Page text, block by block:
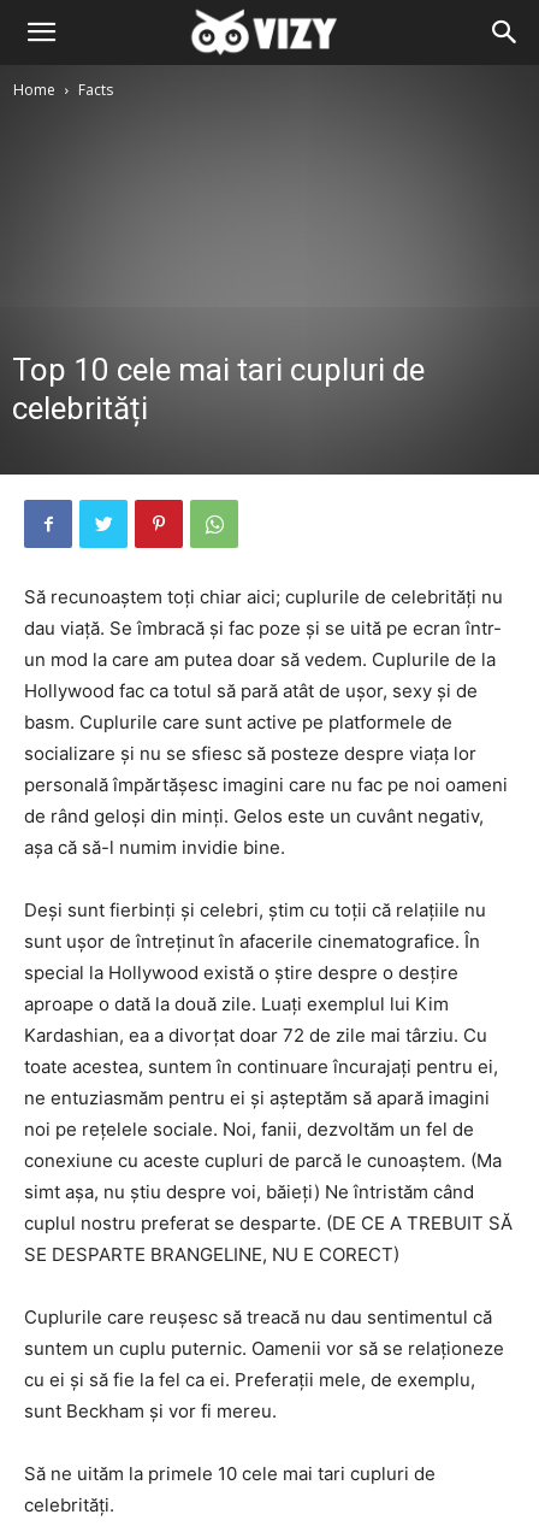
Home Facts
Top 10 cele mai tari cupluri de
celebrități
Să recunoaștem toți chiar aici; cuplurile de celebrități nu
dau viață. Se îmbracă și fac poze și se uită pe ecran într-
un mod la care am putea doar să vedem. Cuplurile de la
Hollywood fac ca totul să pară atât de ușor, sexy și de
basm. Cuplurile care sunt active pe platformele de
socializare și nu se sfiesc să posteze despre viața lor
personală împărtășesc imagini care nu fac pe noi oameni
de rând geloși din minți. Gelos este un cuvânt negativ,
așa că să-l numim invidie bine.
Deși sunt fierbinți și celebri, știm cu toții că relațiile nu
sunt ușor de întreținut în afacerile cinematografice. În
special la Hollywood există o știre despre o desțire
aproape o dată la două zile. Luați exemplul lui Kim
Kardashian, ea a divorțat doar 72 de zile mai târziu. Cu
toate acestea, suntem în continuare încurajați pentru ei,
ne entuziasmăm pentru ei și așteptăm să apară imagini
noi pe rețelele sociale. Noi, fanii, dezvoltăm un fel de
conexiune cu aceste cupluri de parcă le cunoaștem. (Ma
simt așa, nu știu despre voi, băieți) Ne întristăm când
cuplul nostru preferat se desparte. (DE CE A TREBUIT SĂ
SE DESPARTE BRANGELINE, NU E CORECT)
Cuplurile care reușesc să treacă nu dau sentimentul că
suntem un cuplu puternic. Oamenii vor să se relaționeze
cu ei și să fie la fel ca ei. Preferații mele, de exemplu,
sunt Beckham și vor fi mereu.
Să ne uităm la primele 10 cele mai tari cupluri de
celebrități.